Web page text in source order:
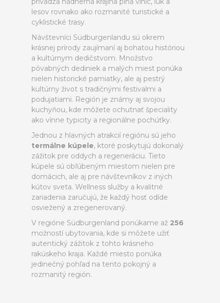
lesov rovnako ako rozmanité turistické a
cyklistické trasy.
Návštevníci Südburgenlandu sú okrem
krásnej prírody zaujímaní aj bohatou históriou
a kultúrnym dedičstvom. Množstvo
pôvabných dediniek a malých miest ponúka
nielen historické pamiatky, ale aj pestrý
kultúrny život s tradičnými festivalmi a
podujatiami. Región je známy aj svojou
kuchyňou, kde môžete ochutnať špeciality
ako vínne typicity a regionálne pochúťky.
Jednou z hlavných atrakcií regiónu sú jeho
termálne kúpele, ktoré poskytujú dokonalý
zážitok pre oddych a regeneráciu. Tieto
kúpele sú obľúbeným miestom nielen pre
domácich, ale aj pre návštevníkov z iných
kútov sveta. Wellness služby a kvalitné
zariadenia zaručujú, že každý hosť odíde
osviežený a zregenerovaný.
V regióne Südburgenland ponúkame až 256
možností ubytovania, kde si môžete užiť
autentický zážitok z tohto krásneho
rakúskeho kraja. Každé miesto ponúka
jedinečný pohľad na tento pokojný a
rozmanitý región.